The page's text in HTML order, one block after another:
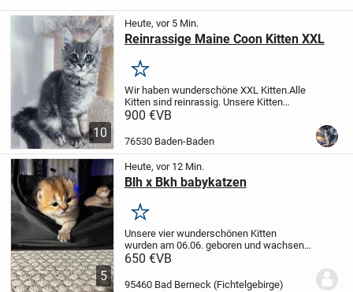
10
Heute, vor 5 Min.
Reinrassige Maine Coon Kitten XXL
Merken
Wir haben wunderschöne XXL Kitten.Alle
Kitten sind reinrassig. Unsere Kitten
wachsen mitten in unserer Familie auf,
Sozialisierung und Aufmerksamkeit.
900 €VB
76530 Baden-Baden
5
Heute, vor 12 Min.
Blh x Bkh babykatzen
Merken
Unsere vier wunderschönen Kitten
wurden am 06.06. geboren und wachsen
liebevoll in unserer Familie auf.
Kurzhaar (weiß)● Mutter: reinrassige
650 €VB
95460 Bad Berneck (Fichtelgebirge)